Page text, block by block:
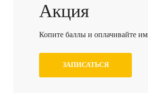
Акция
Копите баллы и оплачивайте
ЗАПИСАТЬСЯ